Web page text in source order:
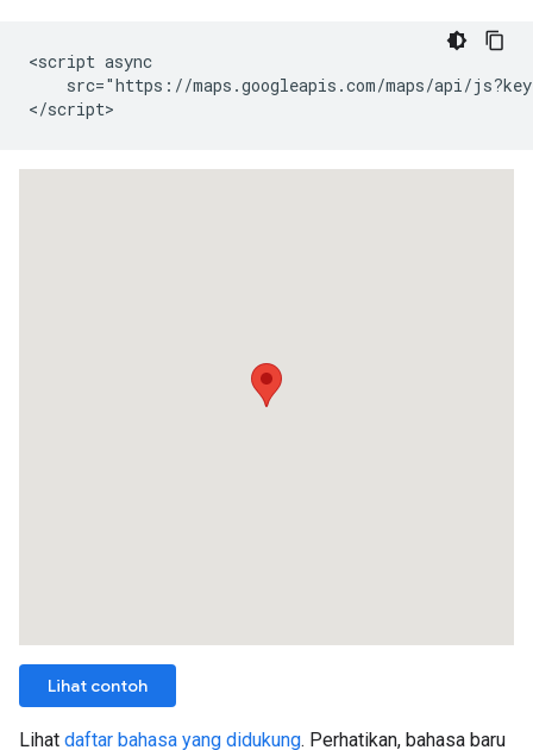
<script async
src="https://maps.googleapis.com/maps/api/
</script>
Lihat contoh
Lihat daftar bahasa yang didukung. Perhatikan, bahasa baru